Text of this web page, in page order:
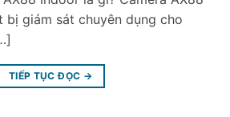
bị giám sát chuyên dụng cho
TIẾP TỤC ĐỌC →